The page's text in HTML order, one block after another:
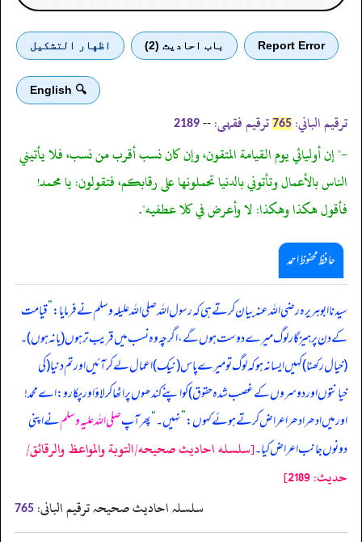
Report Error باب احادیث (2) اظهار التشكيل
🔍 English
ترقیم الباني: 765 ترقیم فقہی: --
2189
-" إن أوليائي يوم القيامة المتقون، وإن كان نسب أقرب من نسب، فلا يأتيني
الناس بالأعمال وتأتوني بالدنيا تحملونها على رقابكم، فتقولون: يا محمد!
فأقول هكذا وهكذا: لا وأعرض في كلا عطفيه".
حافظ محفوظ احمد
سیدنا ابوہریرہ رضی اللہ عنہ بیان کر تے ہی کہ رسول اللہ صلی اللہ علیلہ وسلم نے فرمایا:”قیامت
کے دن پرہیزگار لوگ میرے دوست ہوں گے، اگرچہ وہ نسب میں قریب تر ہوں (یا نہ ہوں)۔
(خیال رکھنا) کہیں ایسا نہ ہو کہ لوگ تو میرے پاس (نیک) اعمال لے کر آئیں اور تم دنیا (کی
خیانتوں اور دوسروں کے غصب شدہ حقوق) کو اپنے کندھوں پر اٹھا کر لاؤ اور پکارو: اے محمد!
اور میں ادھر ادھر اعراض کرتے ہوئے کہوں:”نہیں۔“پھر آپصلی اللہ علیہ وسلمنے اپنی
دونوں جانب اعراض کیا۔[سلسله احاديث صحيحه/التوبة والمواعظ والرقائق/
حدیث: 2189]
سلسلہ احادیث صحیحہ ترقیم البانی: 765